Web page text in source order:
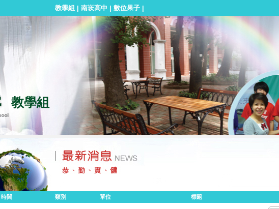
教學組 | 南崁高中 | 數位果子|
教學組
時間 類別 單位 標題